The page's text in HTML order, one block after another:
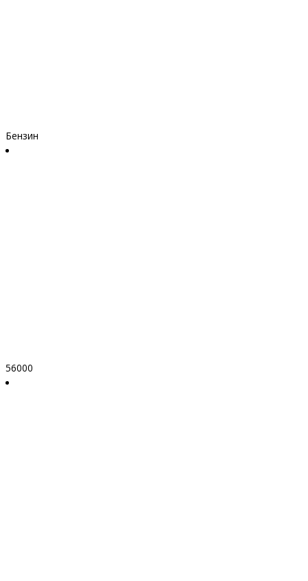
Бензин
56000